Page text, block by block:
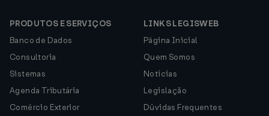
PRODUTOS E SERVIÇOS
Banco de Dados
Consultoria
Sistemas
Agenda Tributária
Comércio Exterior
LINKS LEGISWEB
Página Inicial
Quem Somos
Notícias
Legislação
Dúvidas Frequentes